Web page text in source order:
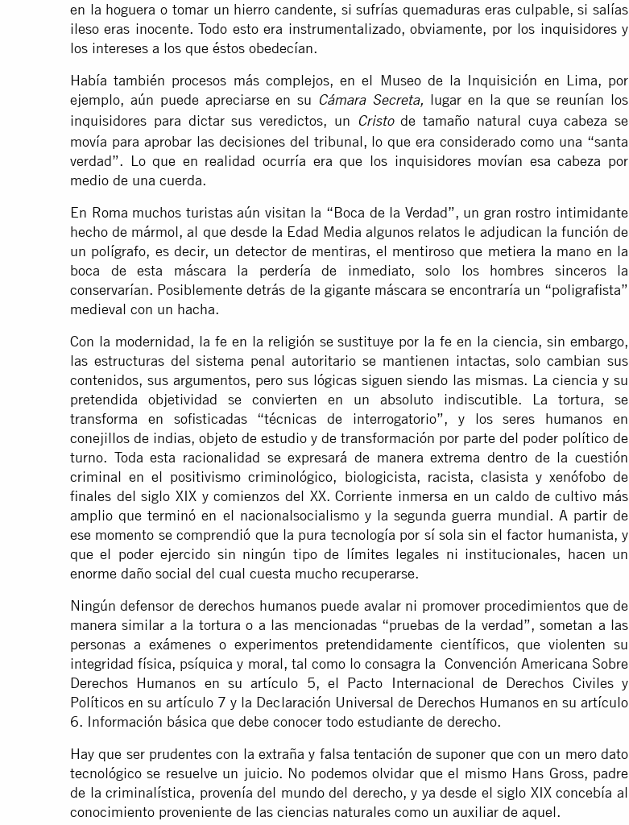
en la hoguera o tomar un hierro candente, si sufrías quemaduras eras culpable, si salías
ileso eras inocente. Todo esto era instrumentalizado, obviamente, por los inquisidores y
los intereses a los que éstos obedecían.
Había también procesos más complejos, en el Museo de la Inquisición en Lima, por
ejemplo, aún puede apreciarse en su Cámara Secreta, lugar en la que se reunían los
inquisidores para dictar sus veredictos, un
Cristode tamaño natural cuya cabeza se
movía para aprobar las decisiones del tribunal, lo que era considerado como una “santa
verdad”. Lo que en realidad ocurría era que los inquisidores movían esa cabeza por
medio de una cuerda.
En Roma muchos turistas aún visitan la “Boca de la Verdad”, un gran rostro intimidante
hecho de mármol, al que desde la Edad Media algunos relatos le adjudican la función de
un polígrafo, es decir, un detector de mentiras, el mentiroso que metiera la mano en la
boca de esta máscara la perdería de inmediato, solo los hombres sinceros la
conservarían. Posiblemente detrás de la gigante máscara se encontraría un “poligrafista”
medieval con un hacha.
Con la modernidad, la fe en la religión se sustituye por la fe en la ciencia, sin embargo,
las estructuras del sistema penal autoritario se mantienen intactas, solo cambian sus
contenidos, sus argumentos, pero sus lógicas siguen siendo las mismas. La ciencia y su
pretendida objetividad se convierten en un absoluto indiscutible. La tortura, se
transforma en sofisticadas “técnicas de interrogatorio”, y los seres humanos en
conejillos de indias, objeto de estudio y de transformación por parte del poder político de
turno. Toda esta racionalidad se expresará de manera extrema dentro de la cuestión
criminal en el positivismo criminológico, biologicista, racista, clasista y xenófobo de
finales del siglo XIX y comienzos del XX. Corriente inmersa en un caldo de cultivo más
amplio que terminó en el nacionalsocialismo y la segunda guerra mundial. A partir de
ese momento se comprendió que la pura tecnología por sí sola sin el factor humanista, y
que el poder ejercido sin ningún tipo de límites legales ni institucionales, hacen un
enorme daño social del cual cuesta mucho recuperarse.
Ningún defensor de derechos humanos puede avalar ni promover procedimientos que de
manera similar a la tortura o a las mencionadas “pruebas de la verdad”, sometan a las
personas a exámenes o experimentos pretendidamente científicos, que violenten su
integridad física, psíquica y moral, tal como lo consagra la Convención Americana Sobre
Derechos Humanos en su artículo 5, el Pacto Internacional de Derechos Civiles y
Políticos en su artículo 7 y la Declaración Universal de Derechos Humanos en su artículo
6. Información básica que debe conocer todo estudiante de derecho.
Hay que ser prudentes con la extraña y falsa tentación de suponer que con un mero dato
tecnológico se resuelve un juicio. No podemos olvidar que el mismo Hans Gross, padre
de la criminalística, provenía del mundo del derecho, y ya desde el siglo XIX concebía al
conocimiento proveniente de las ciencias naturales como un auxiliar de aquel.